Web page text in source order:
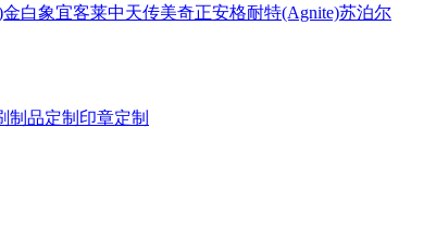
金白象宜客莱中天传美奇正安格耐特(Agnite)苏泊尔
制品定制 印章定制